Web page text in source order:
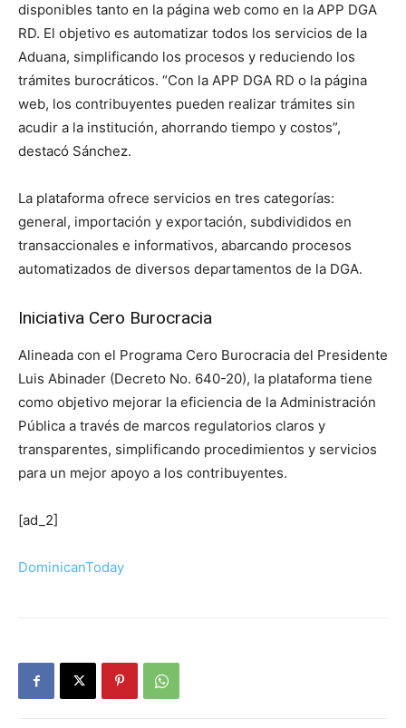
disponibles tanto en la página web como en la APP DGA
RD. El objetivo es automatizar todos los servicios de la
Aduana, simplificando los procesos y reduciendo los
trámites burocráticos. “Con la APP DGA RD o la página
web, los contribuyentes pueden realizar trámites sin
acudir a la institución, ahorrando tiempo y costos”,
destacó Sánchez.
La plataforma ofrece servicios en tres categorías:
general, importación y exportación, subdivididos en
transaccionales e informativos, abarcando procesos
automatizados de diversos departamentos de la DGA.
Iniciativa Cero Burocracia
Alineada con el Programa Cero Burocracia del Presidente
Luis Abinader (Decreto No. 640-20), la plataforma tiene
como objetivo mejorar la eficiencia de la Administración
Pública a través de marcos regulatorios claros y
transparentes, simplificando procedimientos y servicios
para un mejor apoyo a los contribuyentes.
[ad_2]
DominicanToday